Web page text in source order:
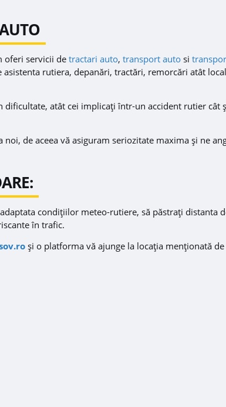
oferi servicii de tractari auto, transport auto si
rutiera, depanări, tractări, remorcări atât
atât cei implicați într-un accident rutier cât
de aceea vă asiguram seriozitate maxima și ne
condițiilor meteo-rutiere, să păstrați distanta
în trafic.
și o platforma vă ajunge la locația menționată